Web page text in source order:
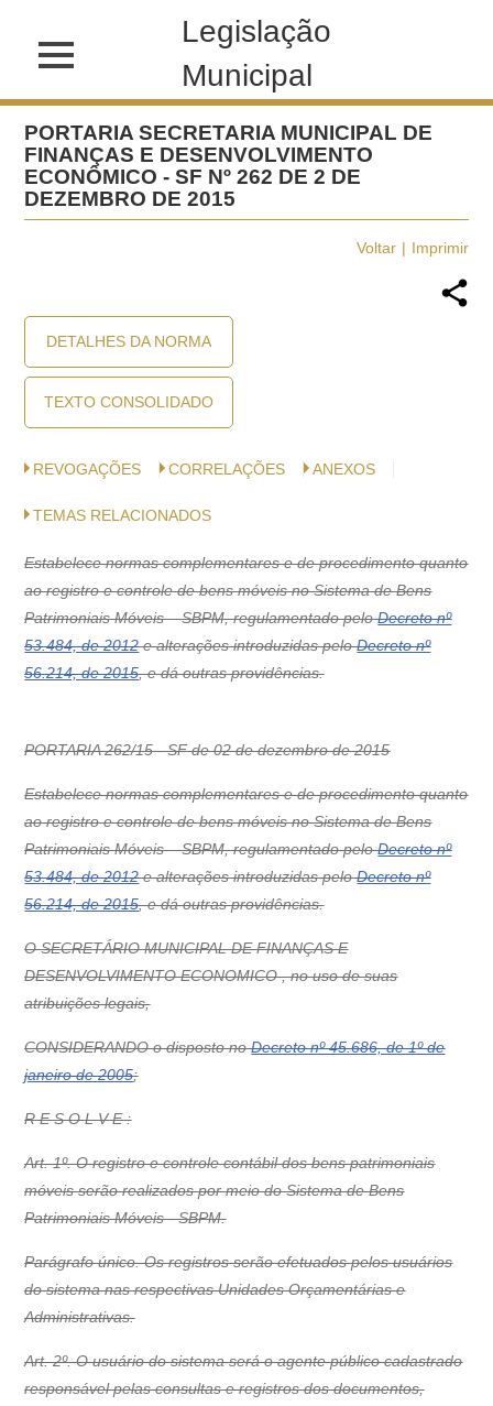
Legislação
Municipal
PORTARIA SECRETARIA MUNICIPAL DE
FINANÇAS E DESENVOLVIMENTO
ECONÔMICO - SF Nº 262 DE 2 DE
DEZEMBRO DE 2015
Voltar Imprimir
DETALHES DA NORMA
TEXTO CONSOLIDADO
REVOGAÇÕES CORRELAÇÕES ANEXOS
TEMAS RELACIONADOS
Estabelece normas complementares e de procedimento quanto
ao registro e controle de bens móveis no Sistema de Bens
Patrimoniais Móveis – SBPM, regulamentado peloDecreto nº
53.484, de 2012e alterações introduzidas peloDecreto nº
56.214, de 2015, e dá outras providências.
PORTARIA 262/15 - SF de 02 de dezembro de 2015
Estabelece normas complementares e de procedimento quanto
ao registro e controle de bens móveis no Sistema de Bens
Patrimoniais Móveis – SBPM, regulamentado peloDecreto nº
53.484, de 2012e alterações introduzidas peloDecreto nº
56.214, de 2015, e dá outras providências.
O SECRETÁRIO MUNICIPAL DE FINANÇAS E
DESENVOLVIMENTO ECONOMICO , no uso de suas
atribuições legais,
CONSIDERANDO o disposto noDecreto nº 45.686, de 1º de
janeiro de 2005;
R E S O L V E :
Art. 1º. O registro e controle contábil dos bens patrimoniais
móveis serão realizados por meio do Sistema de Bens
Patrimoniais Móveis - SBPM.
Parágrafo único. Os registros serão efetuados pelos usuários
do sistema nas respectivas Unidades Orçamentárias e
Administrativas.
Art. 2º. O usuário do sistema será o agente público cadastrado
responsável pelas consultas e registros dos documentos,